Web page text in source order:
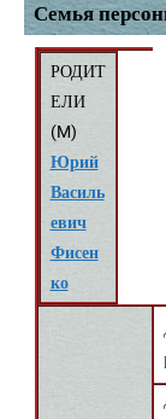
Семья
РОДИТ
ЕЛИ
(M)
Юрий
Василь
евич
Фисен
ко